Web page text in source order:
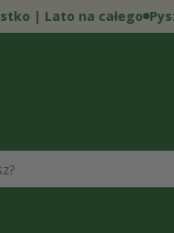
na całego Pyszna